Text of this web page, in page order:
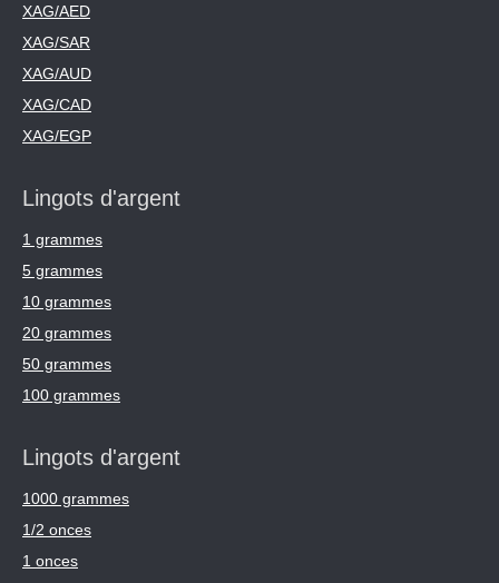
XAG/AED
XAG/SAR
XAG/AUD
XAG/CAD
XAG/EGP
Lingots d'argent
1 grammes
5 grammes
10 grammes
20 grammes
50 grammes
100 grammes
Lingots d'argent
1000 grammes
1/2 onces
1 onces